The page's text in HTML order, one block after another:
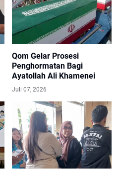
Qom Gelar Prosesi
Penghormatan Bagi
Ayatollah Ali Khamenei
Juli 07, 2026